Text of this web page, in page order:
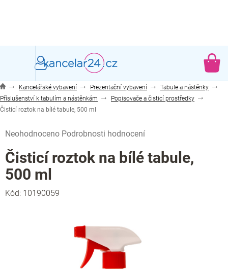
Kancelářské vybavení Prezentační vybavení
Tabule a nástěnky
Příslušenství k tabulím a nástěnkám
Popisovače a čisticí prostředky
Čisticí roztok na bílé tabule, 500 ml
hodnocení
produktu
je
0,0
z
5
Neohodnoceno Podrobnosti hodnocení
Čisticí roztok na bílé tabule,
500 ml
Kód: 10190059